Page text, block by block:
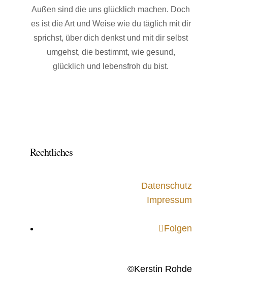
Außen sind die uns glücklich machen. Doch
es ist die Art und Weise wie du täglich mit dir
sprichst, über dich denkst und mit dir selbst
umgehst, die bestimmt, wie gesund,
glücklich und lebensfroh du bist.
Rechtliches
Datenschutz
Impressum
Folgen
©Kerstin Rohde